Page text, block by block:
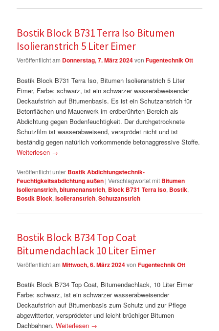
Bostik Block B731 Terra Iso Bitumen
Isolieranstrich 5 Liter Eimer
Veröffentlicht am Donnerstag, 7. März 2024vonFugentechnik Ott
Bostik Block B731 Terra Iso, Bitumen Isolieranstrich 5 Liter
Eimer, Farbe: schwarz, ist ein schwarzer wasserabweisender
Deckaufstrich auf Bitumenbasis. Es ist ein Schutzanstrich für
Betonflächen und Mauerwerk im erdberührten Bereich als
Abdichtung gegen Bodenfeuchtigkeit. Der durchgetrocknete
Schutzfilm ist wasserabweisend, versprödet nicht und ist
beständig gegen natürlich vorkommende betonaggressive Stoffe.
Weiterlesen →
Veröffentlicht unter Bostik Abdichtungstechnik-
Feuchtigkeitsabdichtung außen |Verschlagwortet mit Bitumen
Isolieranstrich,bitumenanstrich, Block B731 Terra Iso, Bostik,
Bostik Block,Isolieranstrich,Schutzanstrich
Bostik Block B734 Top Coat
Bitumendachlack 10 Liter Eimer
Veröffentlicht amMittwoch, 6. März 2024vonFugentechnik Ott
Bostik Block B734 Top Coat, Bitumendachlack, 10 Liter Eimer
Farbe: schwarz, ist ein schwarzer wasserabweisender
Deckaufstrich auf Bitumenbasis zum Schutz und zur Pflege
abgewitterter, versprödeter und leicht brüchiger Bitumen
Dachbahnen.Weiterlesen →